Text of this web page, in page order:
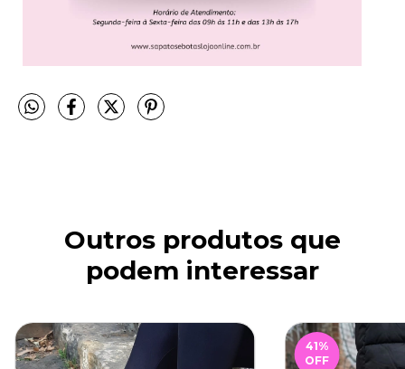
Outros produtos que
podem interessar
41%
OFF